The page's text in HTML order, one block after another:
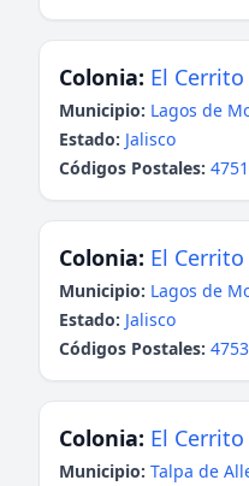
Colonia: El
Municipio: Lagos de
Estado: Jalisco
Códigos Postales:
Colonia: El
Municipio: Lagos de
Estado: Jalisco
Códigos Postales:
Colonia: El
Municipio: Talpa de